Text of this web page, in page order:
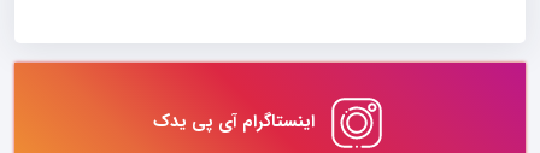
اینستاگرام آی پی یدک